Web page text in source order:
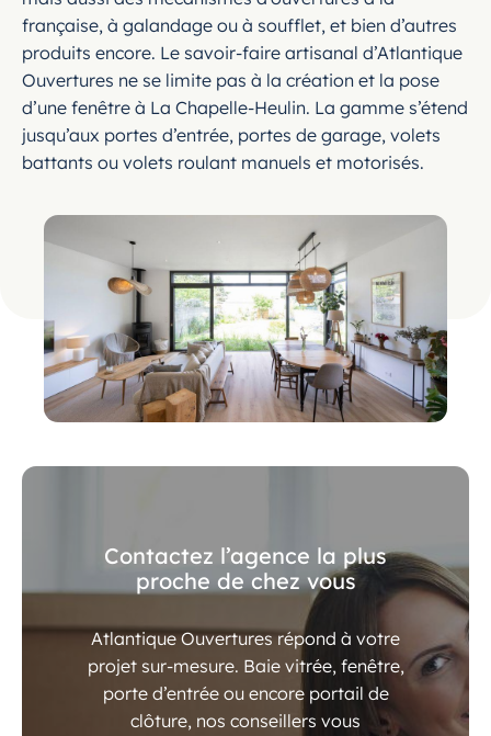
française, à galandage ou à soufflet, et bien d’autres
produits encore. Le savoir-faire artisanal d’Atlantique
Ouvertures ne se limite pas à la création et la pose
d’une fenêtre à La Chapelle-Heulin. La gamme s’étend
jusqu’aux portes d’entrée, portes de garage, volets
battants ou volets roulant manuels et motorisés.
Contactez l’agence la plus
proche de chez vous
Atlantique Ouvertures répond à votre
projet sur-mesure. Baie vitrée, fenêtre,
porte d’entrée ou encore portail de
clôture, nos conseillers vous